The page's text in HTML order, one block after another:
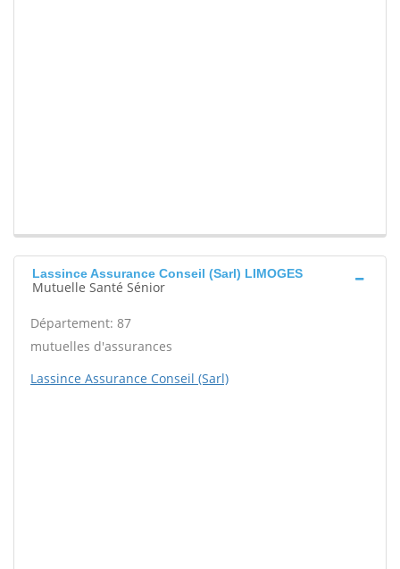
Lassince Assurance Conseil (Sarl) LIMOGES
Mutuelle Santé Sénior
Département: 87
mutuelles d'assurances
Lassince Assurance Conseil (Sarl)